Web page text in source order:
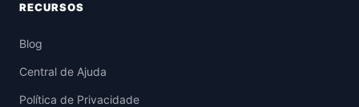
RECURSOS
Blog
Central de Ajuda
Política de Privacidade